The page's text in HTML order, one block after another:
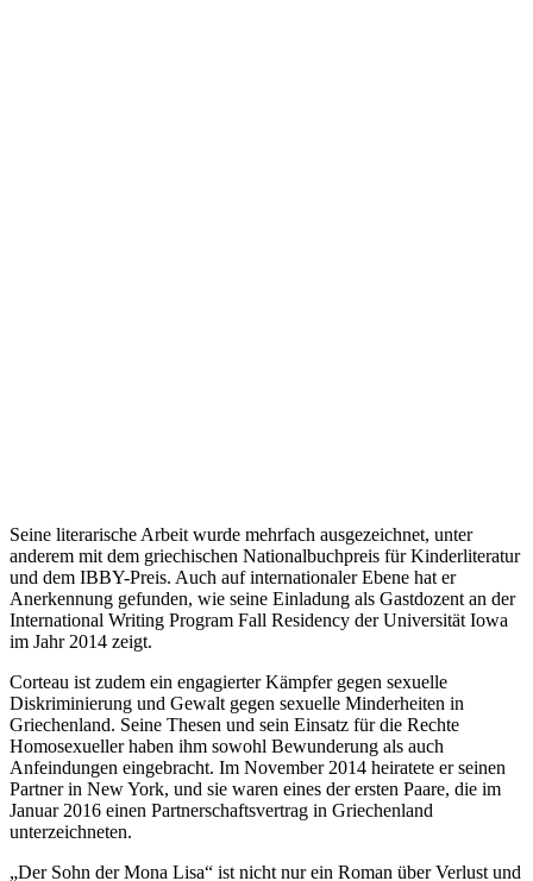
Seine literarische Arbeit wurde mehrfach ausgezeichnet, unter
anderem mit dem griechischen Nationalbuchpreis für Kinderliteratur
und dem IBBY-Preis. Auch auf internationaler Ebene hat er
Anerkennung gefunden, wie seine Einladung als Gastdozent an der
International Writing Program Fall Residency der Universität Iowa
im Jahr 2014 zeigt.
Corteau ist zudem ein engagierter Kämpfer gegen sexuelle
Diskriminierung und Gewalt gegen sexuelle Minderheiten in
Griechenland. Seine Thesen und sein Einsatz für die Rechte
Homosexueller haben ihm sowohl Bewunderung als auch
Anfeindungen eingebracht. Im November 2014 heiratete er seinen
Partner in New York, und sie waren eines der ersten Paare, die im
Januar 2016 einen Partnerschaftsvertrag in Griechenland
unterzeichneten.
„Der Sohn der Mona Lisa“ ist nicht nur ein Roman über Verlust und